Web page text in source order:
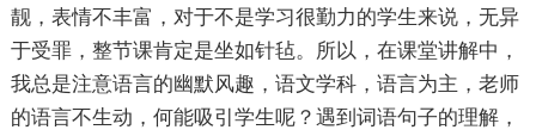
靓，表情不丰富，对于不是学习很勤力的学生来说，无异
于受罪，整节课肯定是坐如针毡。所以，在课堂讲解中，
我总是注意语言的幽默风趣，语文学科，语言为主，老师
的语言不生动，何能吸引学生呢？遇到词语句子的理解，